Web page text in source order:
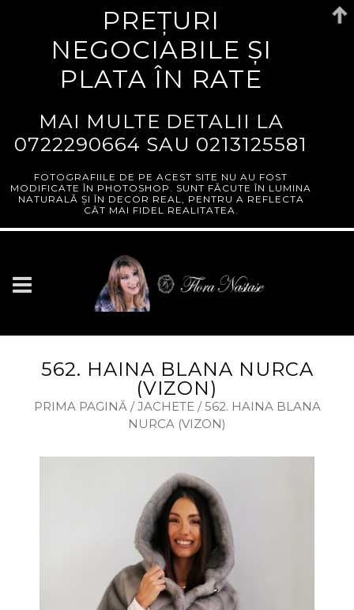
562. HAINA BLANA NURCA
(VIZON)
PRIMA PAGINĂ/JACHETE/ 562. HAINA BLANA
NURCA (VIZON)
PREȚURI
NEGOCIABILE ȘI
PLATA ÎN RATE
MAI MULTE DETALII LA
0722290664 SAU 0213125581
FOTOGRAFIILE DE PE ACEST SITE NU AU FOST
MODIFICATE ÎN PHOTOSHOP. SUNT FĂCUTE ÎN LUMINA
NATURALĂ ȘI ÎN DECOR REAL, PENTRU A REFLECTA
CÂT MAI FIDEL REALITATEA.